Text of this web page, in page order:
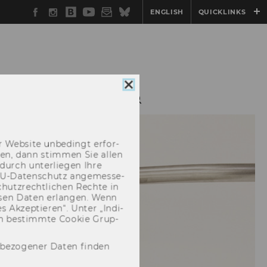
Facebook
Instagram
WU
Blog
YouTube
Newsletter
BlueskyENGLISH QUICKLINKS
Cookie
Consent
Web­site un­be­dingt er­for­
dann stim­men Sie allen
un­ter­lie­gen Ihre
​Datenschutz an­ge­mes­se­
Rech­te in
Daten er­lan­gen. Wenn
Ak­zep­tie­ren“. Unter „In­di­
be­stimm­te Coo­kie Grup­
Daten finden